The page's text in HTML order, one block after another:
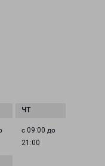
с 09:00 до
21:00